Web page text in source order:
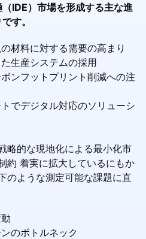
IDE）市場を形成する主な進
す。
材料に対する需要の高まり
生産システムの採用
ンフットプリント削減への注
でデジタル対応のソリューシ
略的な現地化による最小化市
約 着実に拡大しているにもか
のような測定可能な課題に直
のボトルネック